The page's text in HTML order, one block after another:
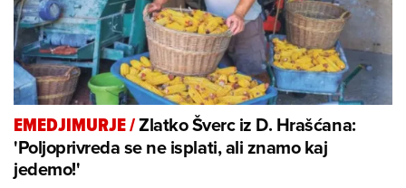
EMEDJIMURJE/Zlatko Šverc iz D. Hrašćana:
'Poljoprivreda se ne isplati, ali znamo kaj
jedemo!'